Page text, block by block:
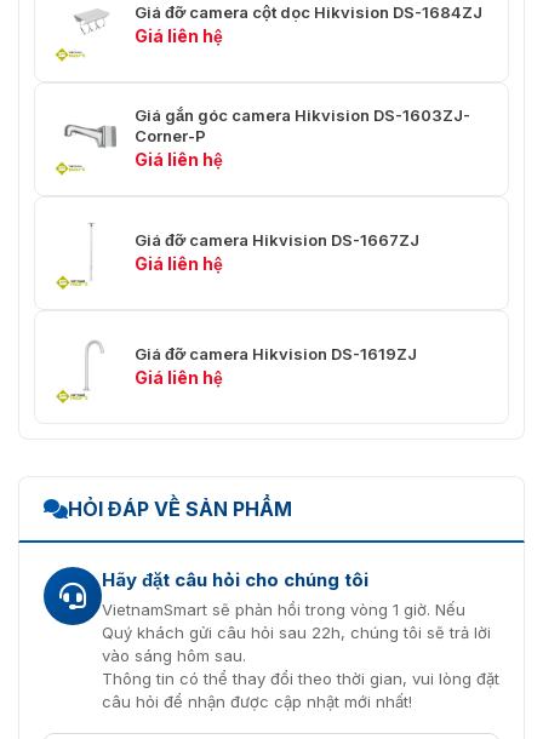
Giá đỡ camera cột dọc Hikvision DS-1684ZJ
Giá liên hệ
Giá gắn góc camera Hikvision DS-1603ZJ-
Corner-P
Giá liên hệ
Giá đỡ camera Hikvision DS-1667ZJ
Giá liên hệ
Giá đỡ camera Hikvision DS-1619ZJ
Giá liên hệ
HỎI ĐÁP VỀ SẢN PHẨM
Hãy đặt câu hỏi cho chúng tôi
VietnamSmart sẽ phản hồi trong vòng 1 giờ. Nếu
Quý khách gửi câu hỏi sau 22h, chúng tôi sẽ trả lời
vào sáng hôm sau.
Thông tin có thể thay đổi theo thời gian, vui lòng đặt
câu hỏi để nhận được cập nhật mới nhất!